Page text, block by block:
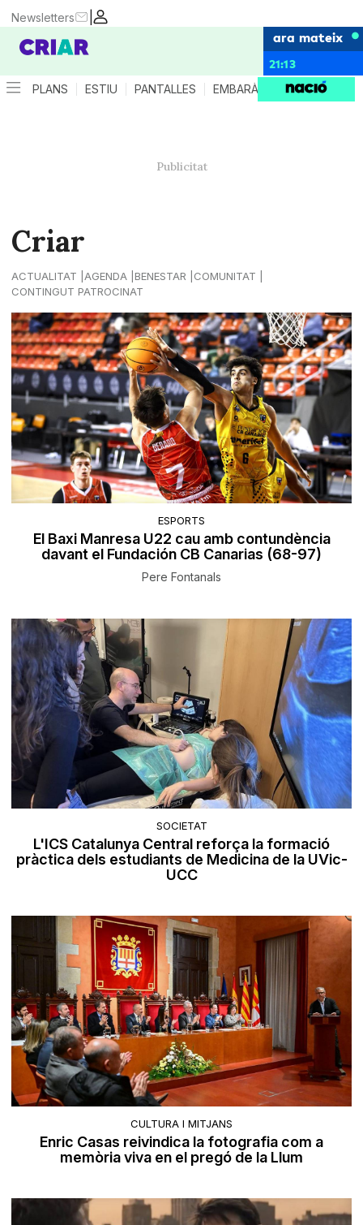
|
Newsletters
ara mateix
21:13
PLANS ESTIU PANTALLES EMBARÀS CRIANÇA
Criar
ACTUALITAT AGENDA BENESTAR
COMUNITAT
CONTINGUT PATROCINAT
ESPORTS
El Baxi Manresa U22 cau amb contundència
davant el Fundación CB Canarias (68-97)
Pere Fontanals
SOCIETAT
L'ICS Catalunya Central reforça la formació
pràctica dels estudiants de Medicina de la UVic-
UCC
CULTURA I MITJANS
Enric Casas reivindica la fotografia com a
memòria viva en el pregó de la Llum